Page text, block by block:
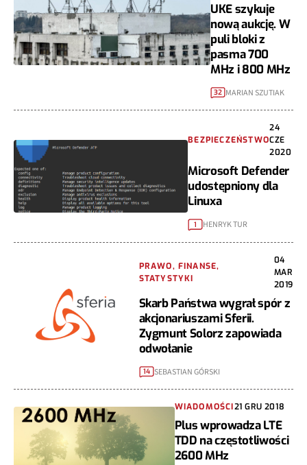
UKE szykuje
nową aukcję. W
puli bloki z
pasma 700
MHz i 800 MHz
32 MARIAN SZUTIAK
BEZPIECZEŃSTWO
24
CZE
2020
Microsoft Defender
udostępniony dla
Linuxa
1 HENRYK TUR
PRAWO, FINANSE,
STATYSTYKI
04
MAR
2019
Skarb Państwa wygrał spór z
akcjonariuszami Sferii.
Zygmunt Solorz zapowiada
odwołanie
14 SEBASTIAN GÓRSKI
WIADOMOŚCI21 GRU 2018
Plus wprowadza LTE
TDD na częstotliwości
2600 MHz